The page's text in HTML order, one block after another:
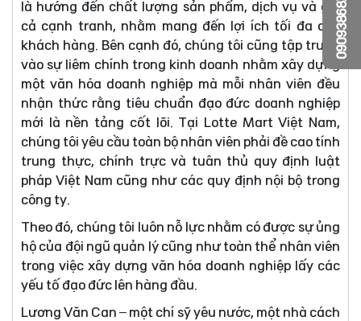
là hướng đến chất lượng sản phẩm, dịch vụ và giá
cả cạnh tranh, nhằm mang đến lợi ích tối đa cho
khách hàng. Bên cạnh đó, chúng tôi cũng tập trung
vào sự liêm chính trong kinh doanh nhằm xây dựng
một văn hóa doanh nghiệp mà mỗi nhân viên đều
nhận thức rằng tiêu chuẩn đạo đức doanh nghiệp
mới là nền tảng cốt lõi. Tại Lotte Mart Việt Nam,
chúng tôi yêu cầu toàn bộ nhân viên phải đề cao tính
trung thực, chính trực và tuân thủ quy định luật
pháp Việt Nam cũng như các quy định nội bộ trong
công ty.
Theo đó, chúng tôi luôn nỗ lực nhằm có được sự ủng
hộ của đội ngũ quản lý cũng như toàn thể nhân viên
trong việc xây dựng văn hóa doanh nghiệp lấy các
yếu tố đạo đức lên hàng đầu.
Lương Văn Can – một chí sỹ yêu nước, một nhà cách
0909386810